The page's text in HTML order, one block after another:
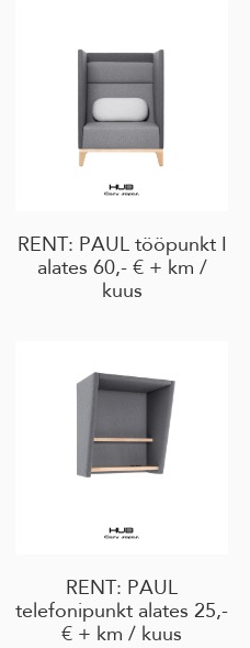
RENT: PAUL tööpunkt I
alates 60,- € + km /
kuus
RENT: PAUL
telefonipunkt alates 25,-
€ + km / kuus